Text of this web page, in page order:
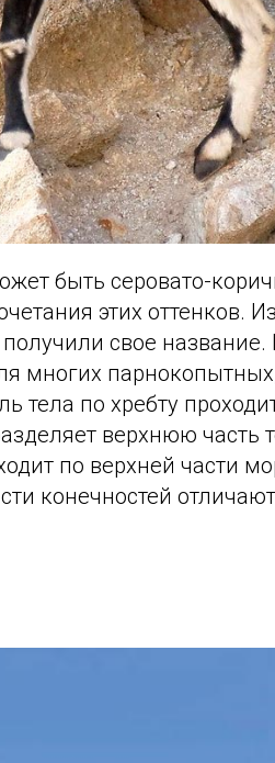
быть серовато-
этих оттенков.
свое
многих
тела по хребту
верхнюю часть
по верхней части
конечностей